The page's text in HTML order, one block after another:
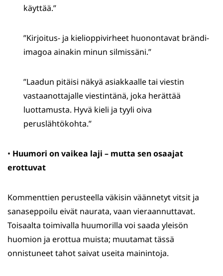
käyttää.”
”Kirjoitus- ja kielioppivirheet huonontavat brändi-
imagoa ainakin minun silmissäni.”
”Laadun pitäisi näkyä asiakkaalle tai viestin
vastaanottajalle viestintänä, joka herättää
luottamusta. Hyvä kieli ja tyyli oiva
peruslähtökohta.”
• Huumori on vaikea laji – mutta sen osaajat
erottuvat
Kommenttien perusteella väkisin väännetyt vitsit ja
sanaseppoilu eivät naurata, vaan vieraannuttavat.
Toisaalta toimivalla huumorilla voi saada yleisön
huomion ja erottua muista; muutamat tässä
onnistuneet tahot saivat useita mainintoja.